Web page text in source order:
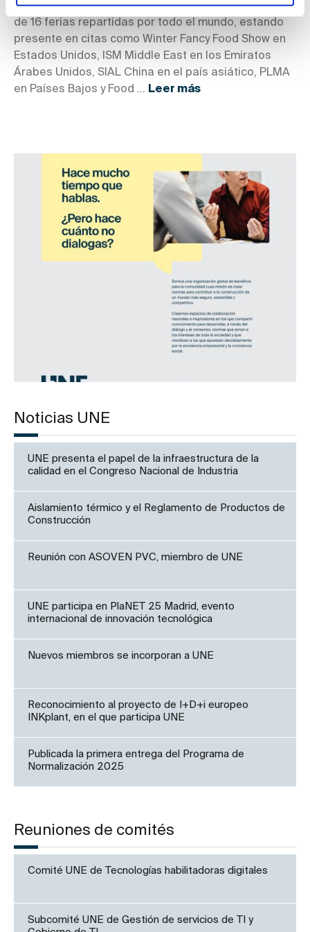
el MAPA, organizará el pabellón español en un total
de 16 ferias repartidas por todo el mundo, estando
presente en citas como Winter Fancy Food Show en
Estados Unidos, ISM Middle East en los Emiratos
Árabes Unidos, SIAL China en el país asiático, PLMA
en Países Bajos y Food ... Leer más
Noticias UNE
UNE presenta el papel de la infraestructura de la
calidad en el Congreso Nacional de Industria
Aislamiento térmico y el Reglamento de Productos de
Construcción
Reunión con ASOVEN PVC, miembro de UNE
UNE participa en PlaNET 25 Madrid, evento
internacional de innovación tecnológica
Nuevos miembros se incorporan a UNE
Reconocimiento al proyecto de I+D+i europeo
INKplant, en el que participa UNE
Publicada la primera entrega del Programa de
Normalización 2025
Reuniones de comités
Comité UNE de Tecnologías habilitadoras digitales
Subcomité UNE de Gestión de servicios de TI y